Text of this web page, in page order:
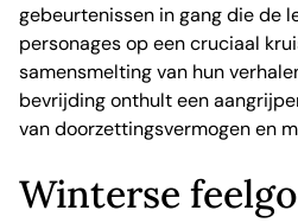
gebeurtenissen in gang die de
personages op een cruciaal
samensmelting van hun
bevrijding onthult een
van doorzettingsvermogen en
Winterse